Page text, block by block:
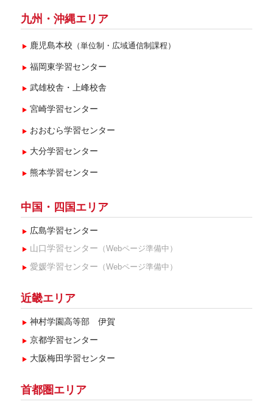
九州・沖縄エリア
鹿児島本校 （単位制・広域通信制課程）
福岡東学習センター
武雄校舎・上峰校舎
宮崎学習センター
おおむら学習センター
大分学習センター
熊本学習センター
中国・四国エリア
広島学習センター
山口学習センター （Webページ準備中）
愛媛学習センター （Webページ準備中）
近畿エリア
神村学園高等部 伊賀
京都学習センター
大阪梅田学習センター
首都圏エリア